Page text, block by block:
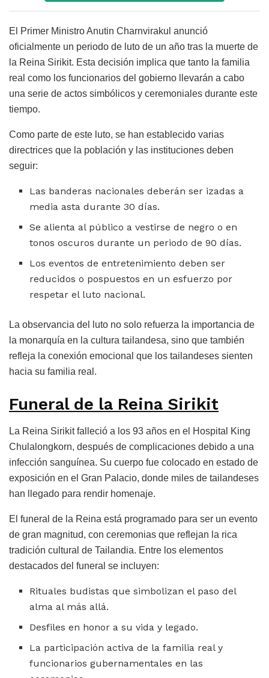
El Primer Ministro Anutin Charnvirakul anunció
oficialmente un periodo de luto de un año tras la muerte de
la Reina Sirikit. Esta decisión implica que tanto la familia
real como los funcionarios del gobierno llevarán a cabo
una serie de actos simbólicos y ceremoniales durante este
tiempo.
Como parte de este luto, se han establecido varias
directrices que la población y las instituciones deben
seguir:
Las banderas nacionales deberán ser izadas a
media asta durante 30 días.
Se alienta al público a vestirse de negro o en
tonos oscuros durante un periodo de 90 días.
Los eventos de entretenimiento deben ser
reducidos o pospuestos en un esfuerzo por
respetar el luto nacional.
La observancia del luto no solo refuerza la importancia de
la monarquía en la cultura tailandesa, sino que también
refleja la conexión emocional que los tailandeses sienten
hacia su familia real.
Funeral de la Reina Sirikit
La Reina Sirikit falleció a los 93 años en el Hospital King
Chulalongkorn, después de complicaciones debido a una
infección sanguínea. Su cuerpo fue colocado en estado de
exposición en el Gran Palacio, donde miles de tailandeses
han llegado para rendir homenaje.
El funeral de la Reina está programado para ser un evento
de gran magnitud, con ceremonias que reflejan la rica
tradición cultural de Tailandia. Entre los elementos
destacados del funeral se incluyen:
Rituales budistas que simbolizan el paso del
alma al más allá.
Desfiles en honor a su vida y legado.
La participación activa de la familia real y
funcionarios gubernamentales en las